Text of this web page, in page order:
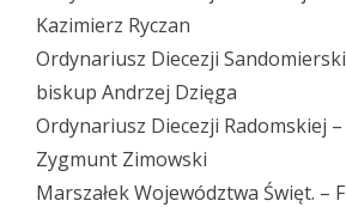
Kazimierz Ryczan
Ordynariusz Diecezji
biskup Andrzej Dzięga
Ordynariusz Diecezji Radomskiej
Zygmunt Zimowski
Marszałek Województwa Święt. –